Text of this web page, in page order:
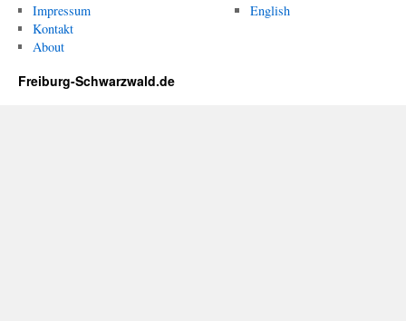
Impressum
Kontakt
About
English
Freiburg-Schwarzwald.de